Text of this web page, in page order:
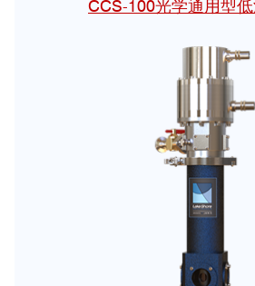
CCS-100光学通用型